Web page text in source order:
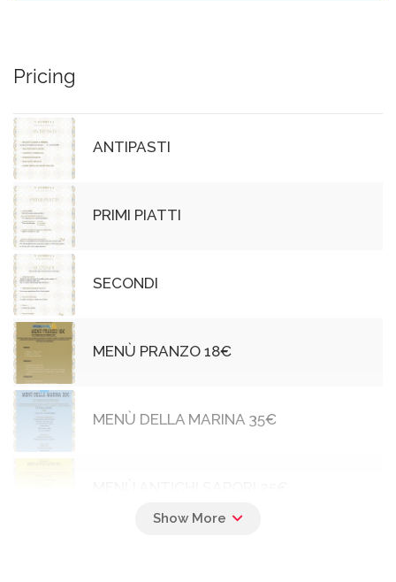
Pricing
ANTIPASTI
PRIMI PIATTI
SECONDI
MENÙ PRANZO 18€
MENÙ DELLA MARINA 35€